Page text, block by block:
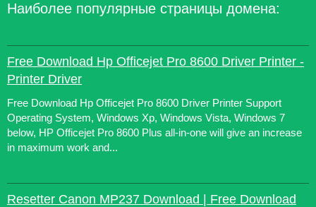
Наиболее популярные страницы домена:
Free Download Hp Officejet Pro 8600 Driver Printer -
Printer Driver
Free Download Hp Officejet Pro 8600 Driver Printer Support
Operating System, Windows Xp, Windows Vista, Windows 7
below, HP Officejet Pro 8600 Plus all-in-one will give an increase
in maximum work and...
Resetter Canon MP237 Download | Free Download